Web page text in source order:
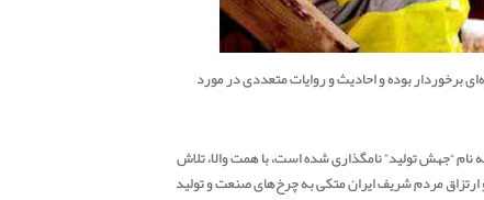
برخوردار بوده و احادیث و روایات متعددی در مورد
“جهش تولید” نامگذاری شده است، با همت والا، تلاش
مردم شریف ایران متکی به چرخ‌های صنعت و تولید